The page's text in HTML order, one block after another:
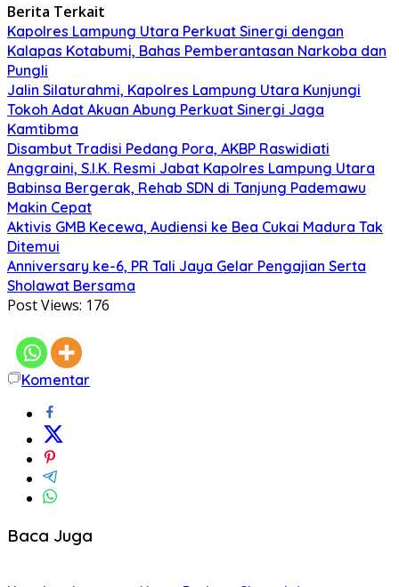
Berita Terkait
Kapolres Lampung Utara Perkuat Sinergi dengan
Kalapas Kotabumi, Bahas Pemberantasan Narkoba dan
Pungli
Jalin Silaturahmi, Kapolres Lampung Utara Kunjungi
Tokoh Adat Akuan Abung Perkuat Sinergi Jaga
Kamtibma
Disambut Tradisi Pedang Pora, AKBP Raswidiati
Anggraini, S.I.K. Resmi Jabat Kapolres Lampung Utara
Babinsa Bergerak, Rehab SDN di Tanjung Pademawu
Makin Cepat
Aktivis GMB Kecewa, Audiensi ke Bea Cukai Madura Tak
Ditemui
Anniversary ke-6, PR Tali Jaya Gelar Pengajian Serta
Sholawat Bersama
Post Views: 176
Komentar
Baca Juga